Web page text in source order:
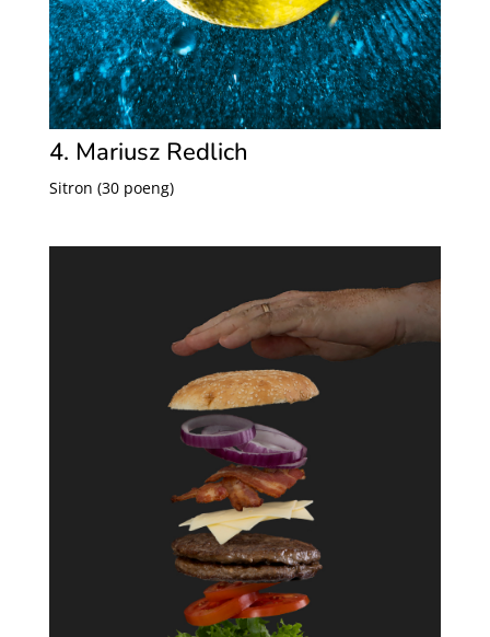
4. Mariusz Redlich
Sitron (30 poeng)